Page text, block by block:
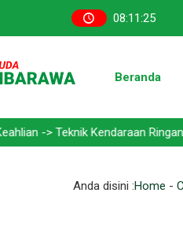
08:11:25
Beranda
Kendaraan Ringan
Anda disini :Home -